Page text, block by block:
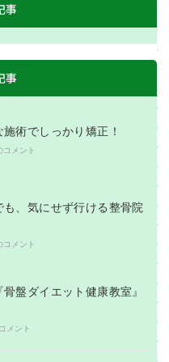
事
事
術でしっかり矯正！
コメント
、気にせず行ける整骨院
コメント
盤ダイエット健康教室』
メント